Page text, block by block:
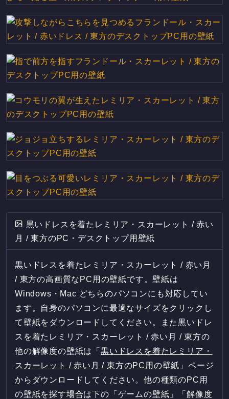
黒いドレスを着たレミリア・スカーレット / 赤い
月 / 東方のPC・デスクトップ用壁紙
黒いドレスを着たレミリア・スカーレット / 赤い月
/ 東方の高画質なPC用の壁紙です。壁紙は
Windows・Mac どちらのパソコンにも対応してい
ます。自身のパソコンに最適なサイズをクリックし
て壁紙をダウンロードしてください。また黒いドレ
スを着たレミリア・スカーレット / 赤い月 / 東方の
他の解像度の壁紙は「 黒いドレスを着たレミリア・
スカーレット / 赤い月 / 東方のPC用の壁紙 」ページ
からダウンロードしてください。他の種類のPC用
の壁紙を探す場合は下の「ゲームの壁紙」「解像度